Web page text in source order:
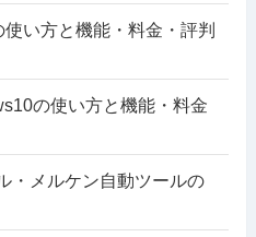
い方と機能・料金・評判
の使い方と機能・料金
・メルケン自動ツールの